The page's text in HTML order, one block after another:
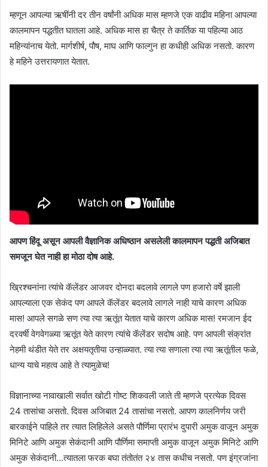
म्हणून आपल्या ऋषींनी दर तीन वर्षांनी अधिक मास म्हणजे एक वाढीव महिना आपल्या
कालमापन पद्धतीत घातला आहे. अधिक मास हा चैत्र ते कार्तिक या पहिल्या आठ
महिन्यांनाच येतो. मार्गशीर्ष, पौष, माघ आणि फाल्गुन हा कधीही अधिक नसतो. कारण
हे महिने उत्तरायणात येतात.
आपण हिंदू असून आपली वैज्ञानिक अधिष्ठान असलेली कालमापन पद्धती अजिबात
समजून घेत नाही हा मोठा दोष आहे.
ख्रिश्चनांना त्यांचे कॅलेंडर आजवर दोनदा बदलावे लागले पण हजारो वर्षे झाली
आपल्याला एक सेकंद पण आपले कॅलेंडर बदलावे लागले नाही याचे कारण अधिक
मास! आपले सगळे सण त्या त्या ऋतूंत येतात याचे कारण अधिक मास! रमजान ईद
दरवर्षी वेगवेगळ्या ऋतूंत येते कारण त्यांचे कॅलेंडर सदोष आहे. पण आपली संक्रांत
नेहमी थंडीत येते तर अक्षयतृतीया उन्हाळ्यात. त्या त्या सणाला त्या त्या ऋतूंतील फळे,
धान्य याचे महत्व आहे ते त्यामुळेच!
विज्ञानाच्या नावाखाली सर्वात खोटी गोष्ट शिकवली जाते ती म्हणजे प्रत्येक दिवस
24 तासांचा असतो. दिवस अजिबात 24 तासांचा नसतो. आपण कालनिर्णय जरी
बारकाईने पाहिले तर त्यात लिहिलेले असते पौर्णिमा प्रारंभ दुपारी अमुक वाजून अमुक
मिनिटे आणि अमुक सेकंदानी आणि पौर्णिमा समाप्ती अमुक वाजून अमुक मिनिटे आणि
अमुक सेकंदानी…त्यातला फरक बघा तंतोतंत २४ तास कधीच नसतो. पण इंग्रजांना